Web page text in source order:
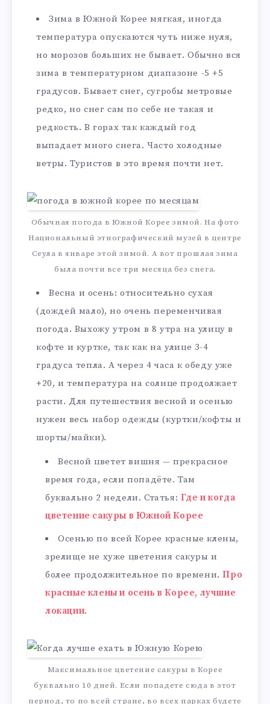
Зима в Южной Корее мягкая, иногда
температура опускаются чуть ниже нуля,
но морозов больших не бывает. Обычно вся
зима в температурном диапазоне -5 +5
градусов. Бывает снег, сугробы метровые
редко, но снег сам по себе не такая и
редкость. В горах так каждый год
выпадает много снега. Часто холодные
ветры. Туристов в это время почти нет.
Обычная погода в Южной Корее зимой. На фото
Национальный этнографический музей в центре
Сеула в январе этой зимой. А вот прошлая зима
была почти все три месяца без снега.
Весна и осень: относительно сухая
(дождей мало), но очень переменчивая
погода. Выхожу утром в 8 утра на улицу в
кофте и куртке, так как на улице 3-4
градуса тепла. А через 4 часа к обеду уже
+20, и температура на солнце продолжает
расти. Для путешествия весной и осенью
нужен весь набор одежды (куртки/кофты и
шорты/майки).
Весной цветет вишня — прекрасное
время года, если попадёте. Там
буквально 2 недели. Статья: Где и когда
цветение сакуры в Южной Корее
Осенью по всей Корее красные клены,
зрелище не хуже цветения сакуры и
более продолжительное по времени.Про
красные клены и осень в Корее, лучшие
локации.
Максимальное цветение сакуры в Корее
буквально 10 дней. Если попадете сюда в этот
период, то по всей стране, во всех парках будете